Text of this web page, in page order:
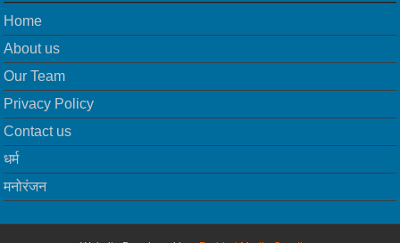
Home
About us
Our Team
Privacy Policy
Contact us
धर्म
मनोरंजन